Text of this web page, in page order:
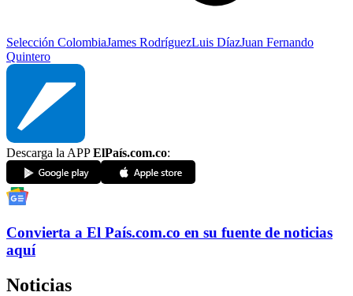
Selección ColombiaJames RodríguezLuis DíazJuan Fernando
Quintero
Descarga la APPElPaís.com.co:
Convierta a El País.com.co en su fuente de noticias
aquí
Noticias